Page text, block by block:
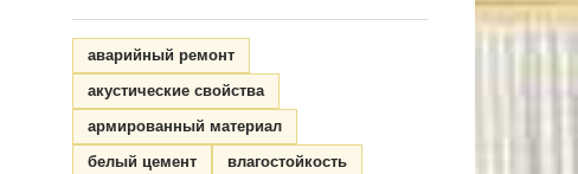
аварийный ремонт
акустические свойства
армированный материал
белый цемент
влагостойкость